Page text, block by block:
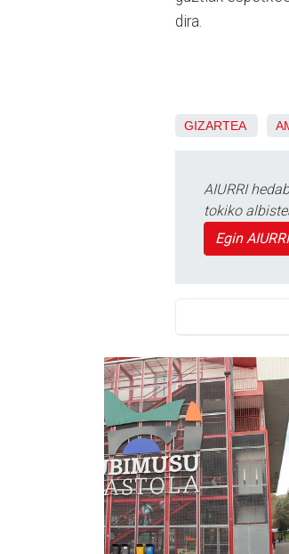
dira.
GIZARTEA
AIURRI
tokiko
Egin